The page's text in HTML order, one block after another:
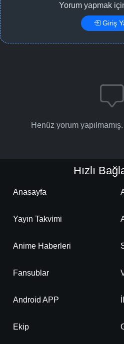
Yorum yapmak
Giriş
Henüz yorum
Hızlı
Anasayfa
Yayın Takvimi
Anime Haberleri
Fansublar
Android APP
Ekip